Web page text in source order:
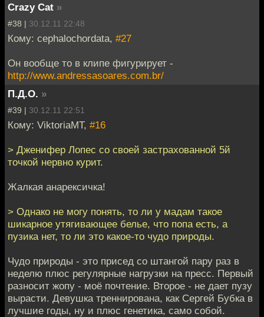
Crazy Cat »
#38 | 30.12.11 22:48
Кому: cephalochordata, #27
Он вообще то в клипе фигурирует -
http://www.andressasoares.com.br/
П.Д.О. »
#39 | 30.12.11 22:51
Кому: ViktoriaMT, #16
> Дженифер Лопес со своей застрахованной 5й
точкой нервно курит.
Жалкая анарексичка!
> Однако не могу понять, то ли у мадам такое
шикарное утягивающее белье, что попа есть, а
пузика нет, то ли это какое-то чудо природы.
Чудо природы - это присед со штангой пару раз в
неделю плюс регулярные нагрузки на пресс. Первый
разносит жопу - моё почтение. Второе - не дает пузу
вырасти. Девушка треннирована, как Сергей Бубка в
лучшие годы, ну и плюс генетика, само собой.